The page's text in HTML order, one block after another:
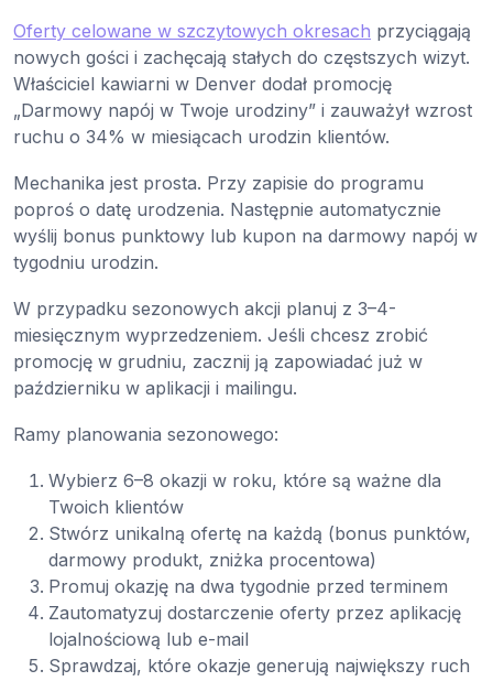
Oferty celowane w szczytowych okresach przyciągają
nowych gości i zachęcają stałych do częstszych wizyt.
Właściciel kawiarni w Denver dodał promocję
„Darmowy napój w Twoje urodziny” i zauważył wzrost
ruchu o 34% w miesiącach urodzin klientów.
Mechanika jest prosta. Przy zapisie do programu
poproś o datę urodzenia. Następnie automatycznie
wyślij bonus punktowy lub kupon na darmowy napój w
tygodniu urodzin.
W przypadku sezonowych akcji planuj z 3–4-
miesięcznym wyprzedzeniem. Jeśli chcesz zrobić
promocję w grudniu, zacznij ją zapowiadać już w
październiku w aplikacji i mailingu.
Ramy planowania sezonowego:
Wybierz 6–8 okazji w roku, które są ważne dla
Twoich klientów
Stwórz unikalną ofertę na każdą (bonus punktów,
darmowy produkt, zniżka procentowa)
Promuj okazję na dwa tygodnie przed terminem
Zautomatyzuj dostarczenie oferty przez aplikację
lojalnościową lub e-mail
Sprawdzaj, które okazje generują największy ruch